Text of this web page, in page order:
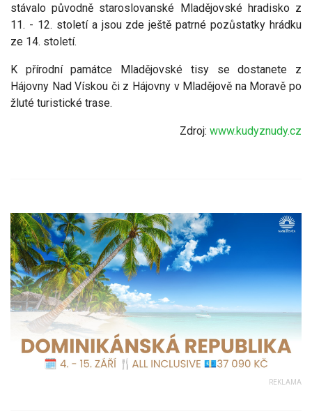
stávalo původně staroslovanské Mladějovské hradisko z
11. - 12. století a jsou zde ještě patrné pozůstatky hrádku
ze 14. století.
K přírodní památce Mladějovské tisy se dostanete z
Hájovny Nad Vískou či z Hájovny v Mladějově na Moravě po
žluté turistické trase.
Zdroj: www.kudyznudy.cz